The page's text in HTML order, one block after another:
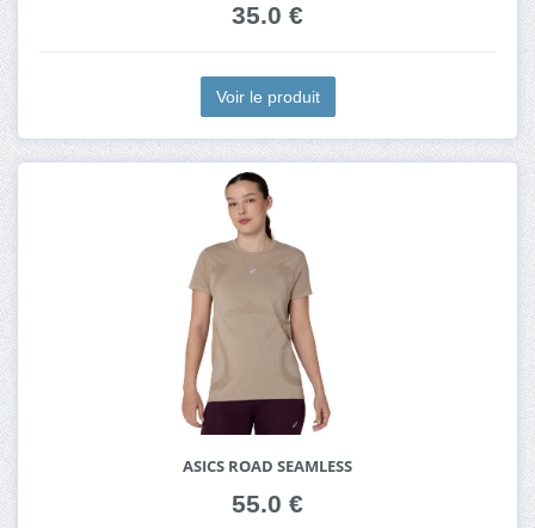
35.0 €
Voir le produit
ASICS ROAD SEAMLESS
55.0 €